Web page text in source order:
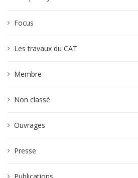
Focus
Les travaux du CAT
Membre
Non classé
Ouvrages
Presse